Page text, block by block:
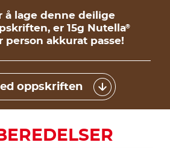
å lage denne deilige
er 15g Nutella®
person akkurat passe!
oppskriften